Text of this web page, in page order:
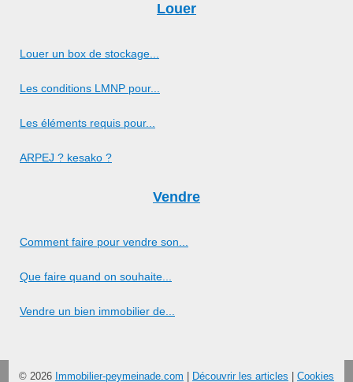
Louer
Louer un box de stockage...
Les conditions LMNP pour...
Les éléments requis pour...
ARPEJ ? kesako ?
Vendre
Comment faire pour vendre son...
Que faire quand on souhaite...
Vendre un bien immobilier de...
© 2026 Immobilier-peymeinade.com Découvrir les articles Cookies